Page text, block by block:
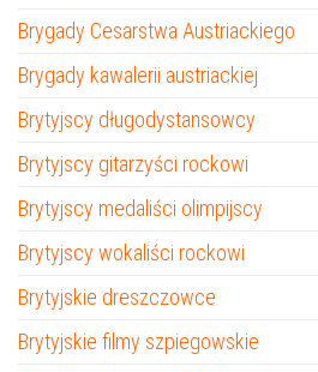
Brygady Cesarstwa Austriackiego
Brygady kawalerii austriackiej
Brytyjscy długodystansowcy
Brytyjscy gitarzyści rockowi
Brytyjscy medaliści olimpijscy
Brytyjscy wokaliści rockowi
Brytyjskie dreszczowce
Brytyjskie filmy szpiegowskie